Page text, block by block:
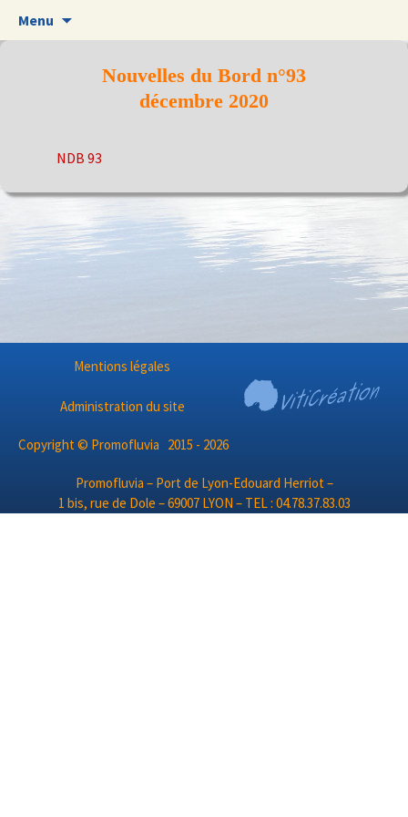
Menu
Nouvelles du Bord n°93
décembre 2020
NDB 93
Mentions légales
Administration du site
Copyright © Promofluvia 2015 - 2026
Promofluvia – Port de Lyon-Edouard Herriot –
1 bis, rue de Dole – 69007 LYON – TEL : 04.78.37.83.03